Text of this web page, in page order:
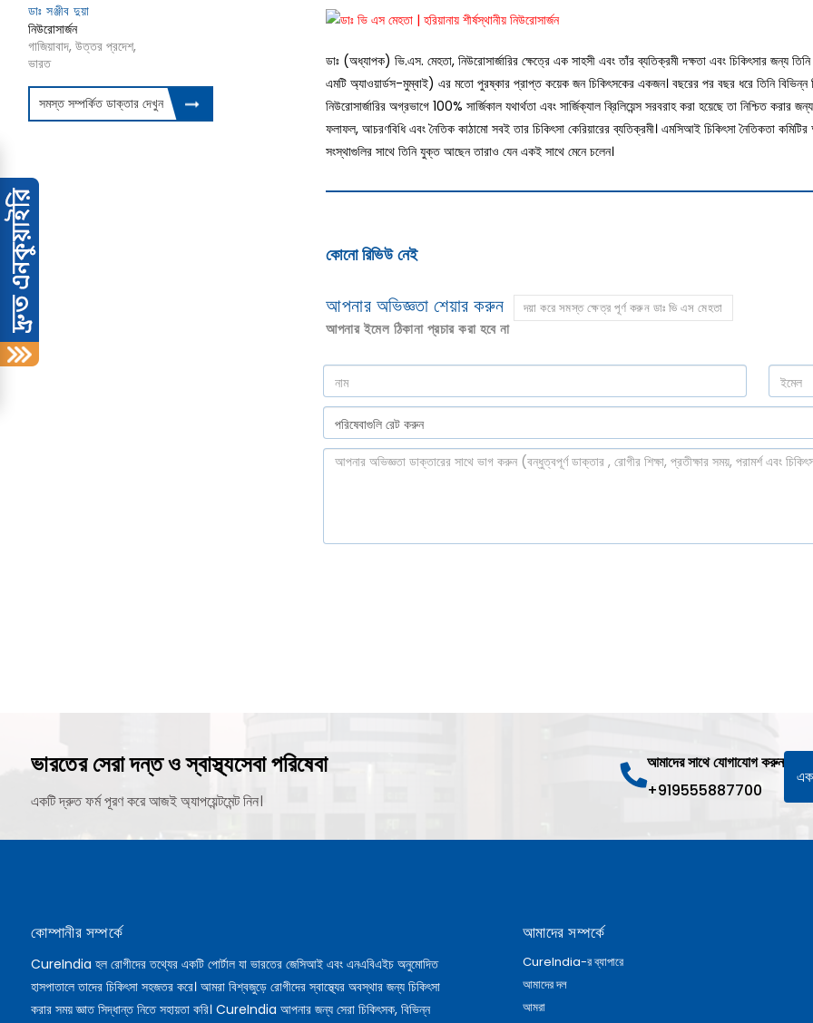
ডাঃ (অধ্যাপক) ভি.এস. মেহতা, নিউরোসার্জারির ক্ষেত্রে এক সাহসী এবং তাঁর ব্যতিক্রমী দক্ষতা এবং চিকিৎসার জন্য
এমটি অ্যাওয়ার্ডস-মুম্বাই) এর মতো পুরষ্কার প্রাপ্ত কয়েক জন চিকিৎসকের একজন। বছরের পর বছর ধরে তিনি
নিউরোসার্জারির অগ্রভাগে 100% সার্জিকাল যথার্থতা এবং সার্জিক্যাল ব্রিলিয়েন্স সরবরাহ করা হয়েছে তা নিশ্চিত
ফলাফল, আচরণবিধি এবং নৈতিক কাঠামো সবই তার চিকিৎসা কেরিয়ারের ব্যতিক্রমী। এমসিআই চিকিৎসা নৈতিকতা
সংস্থাগুলির সাথে তিনি যুক্ত আছেন তারাও যেন একই সাথে মেনে চলেন।
কোনো রিভিউ নেই
আপনার অভিজ্ঞতা শেয়ার করুন দয়া করে সমস্ত ক্ষেত্র পূর্ণ করুন ডাঃ ভি এস মেহতা
আপনার ইমেল ঠিকানা প্রচার করা হবে না
ডাঃ সঞ্জীব দুয়া
নিউরোসার্জন
গাজিয়াবাদ, উত্তর প্রদেশ,
ভারত
সমস্ত সম্পর্কিত ডাক্তার দেখুন
ভারতের সেরা দন্ত ও স্বাস্থ্যসেবা পরিষেবা
একটি দ্রুত ফর্ম পূরণ করে আজই অ্যাপয়েন্টমেন্ট নিন।
আমাদের সাথে যোগাযোগ করুন
+919555887700
কোম্পানীর সম্পর্কে
CureIndia হল রোগীদের তথ্যের একটি পোর্টাল যা ভারতের জেসিআই এবং এনএবিএইচ অনুমোদিত
হাসপাতালে তাদের চিকিৎসা সহজতর করে। আমরা বিশ্বজুড়ে রোগীদের স্বাস্থ্যের অবস্থার জন্য চিকিৎসা
করার সময় জ্ঞাত সিদ্ধান্ত নিতে সহায়তা করি। CureIndia আপনার জন্য সেরা চিকিৎসক, বিভিন্ন
আমাদের সম্পর্কে
CureIndia-র ব্যাপারে
আমাদের দল
আমরা